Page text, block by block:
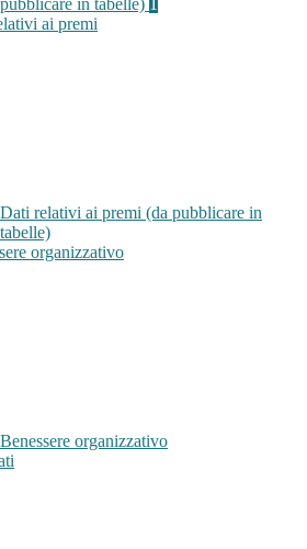
pubblicare in tabelle)
ai premi
Dati relativi ai premi (da pubblicare in
tabelle)
organizzativo
Benessere organizzativo